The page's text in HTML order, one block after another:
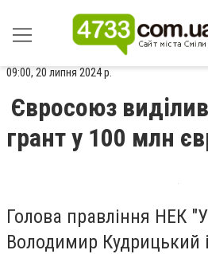
09:00, 20 липня 2024 р.
Євросоюз
грант у 100 млн
Голова правління НЕК
Володимир Кудрицький